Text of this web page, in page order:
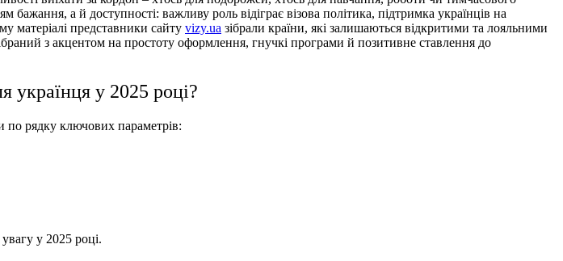
а й доступності: важливу роль відіграє візова політика, підтримка українців на
матеріалі представники сайту vizy.ua зібрали країни, які залишаються відкритими та лояльними
з акцентом на простоту оформлення, гнучкі програми й позитивне ставлення до
українця у 2025 році?
по рядку ключових параметрів:
у 2025 році.